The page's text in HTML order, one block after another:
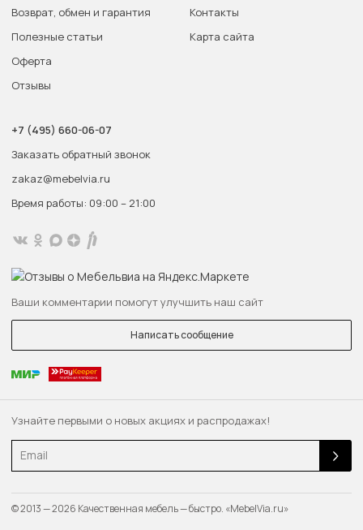
Узнайте первыми о новых акциях и распродажах!
Email
Возврат, обмен и гарантия
Полезные статьи
Оферта
Отзывы
Контакты
Карта сайта
+7 (495) 660-06-07
Заказать обратный звонок
zakaz@mebelvia.ru
Время работы: 09:00 – 21:00
Ваши комментарии помогут улучшить наш сайт
Написать сообщение
© 2013 — 2026 Качественная мебель — быстро. «MebelVia.ru»